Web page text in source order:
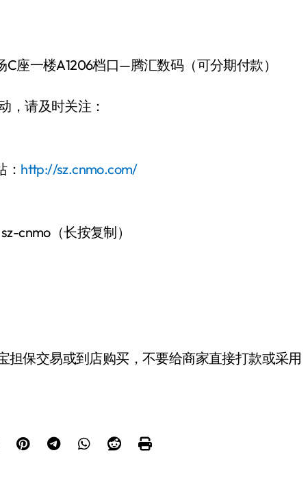
座一楼A1206档口—腾汇数码（可分期付款）
，请及时关注：
： http://sz.cnmo.com/
cnmo（长按复制）
担保交易或到店购买，不要给商家直接打款或采用